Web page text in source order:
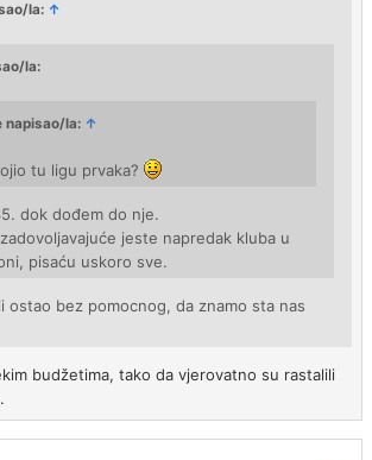
la: ↑
la:
napisao/la: ↑
tu ligu prvaka?
dok dođem do nje.
jeste napredak kluba u
pisaću uskoro sve.
ostao bez pomocnog, da znamo sta nas
budžetima, tako da vjerovatno su rastalili